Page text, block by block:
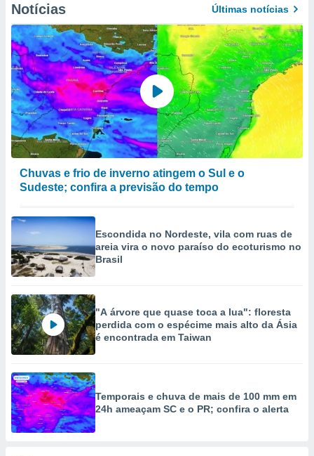
Notícias Últimas notícias
Chuvas e frio de inverno atingem o Sul e o
Sudeste; confira a previsão do tempo
Escondida no Nordeste, vila com ruas de
areia vira o novo paraíso do ecoturismo no
Brasil
"A árvore que quase toca a lua": floresta
perdida com o espécime mais alto da Ásia
é encontrada em Taiwan
Temporais e chuva de mais de 100 mm em
24h ameaçam SC e o PR; confira o alerta